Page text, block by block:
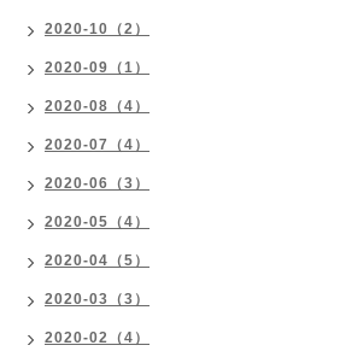
2020-10（2）
2020-09（1）
2020-08（4）
2020-07（4）
2020-06（3）
2020-05（4）
2020-04（5）
2020-03（3）
2020-02（4）